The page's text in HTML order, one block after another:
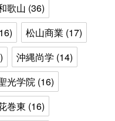
歌山 (36)
松山商業 (17)
沖縄尚学 (14)
光学院 (16)
巻東 (16)